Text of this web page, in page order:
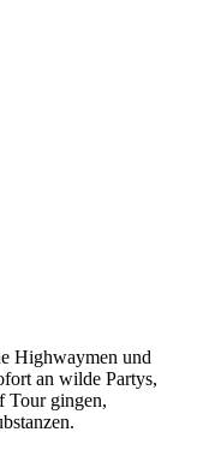
Highwaymen und
an wilde Partys,
Tour gingen,